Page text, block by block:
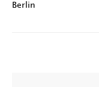
Berlin